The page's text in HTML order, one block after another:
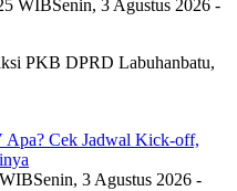
WIBSenin, 3 Agustus 2026 -
PKB DPRD Labuhanbatu,
Apa? Cek Jadwal Kick-off,
Senin, 3 Agustus 2026 -